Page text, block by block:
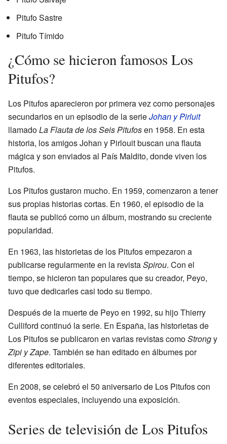
Pitufo Sastre
Pitufo Tímido
¿Cómo se hicieron famosos Los
Pitufos?
Los Pitufos aparecieron por primera vez como personajes
secundarios en un episodio de la serieJohan y Pirluit
llamadoLa Flauta de los Seis Pitufosen 1958. En esta
historia, los amigos Johan y Pirlouit buscan una flauta
mágica y son enviados al País Maldito, donde viven los
Pitufos.
Los Pitufos gustaron mucho. En 1959, comenzaron a tener
sus propias historias cortas. En 1960, el episodio de la
flauta se publicó como un álbum, mostrando su creciente
popularidad.
En 1963, las historietas de los Pitufos empezaron a
publicarse regularmente en la revistaSpirou. Con el
tiempo, se hicieron tan populares que su creador, Peyo,
tuvo que dedicarles casi todo su tiempo.
Después de la muerte de Peyo en 1992, su hijo Thierry
Culliford continuó la serie. En España, las historietas de
Los Pitufos se publicaron en varias revistas comoStrongy
Zipi y Zape. También se han editado en álbumes por
diferentes editoriales.
En 2008, se celebró el 50 aniversario de Los Pitufos con
eventos especiales, incluyendo una exposición.
Series de televisión de Los Pitufos